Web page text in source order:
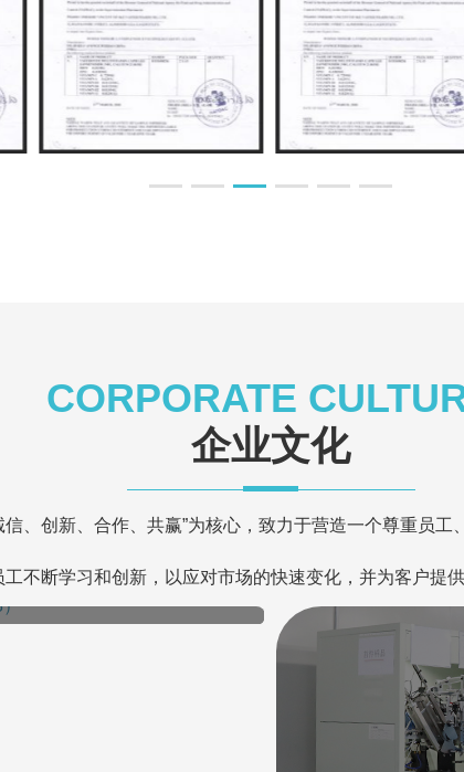
CORPORATE
企业文化
、创新、合作、共赢”为核心，致力于营造一个尊重员工
不断学习和创新，以应对市场的快速变化，并为客户提